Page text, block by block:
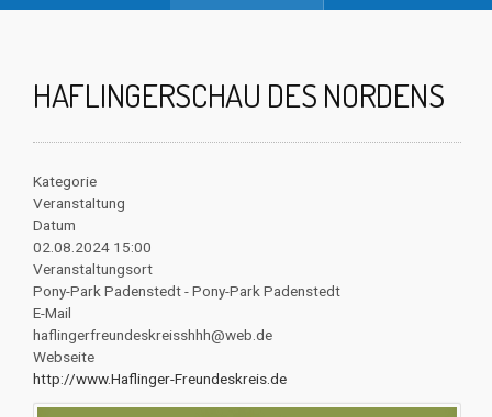
HAFLINGERSCHAU DES NORDENS
Kategorie
Veranstaltung
Datum
02.08.2024 15:00
Veranstaltungsort
Pony-Park Padenstedt - Pony-Park Padenstedt
E-Mail
haflingerfreundeskreisshhh@web.de
Webseite
http://www.Haflinger-Freundeskreis.de